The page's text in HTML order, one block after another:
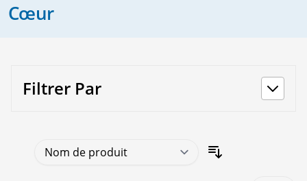
Cœur
Filtrer Par